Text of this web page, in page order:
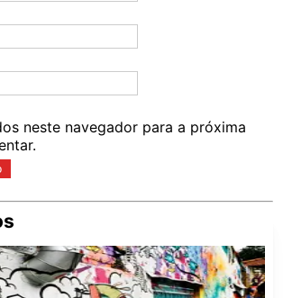
neste navegador para a próxima